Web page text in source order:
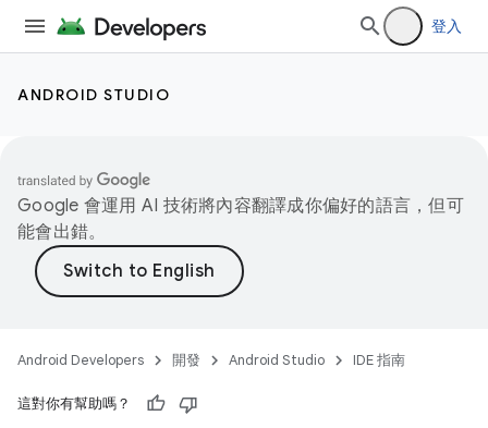
登入
ANDROID STUDIO
Google 會運用 AI 技術將內容翻譯成你偏好的語言，但可
能會出錯。
Android Developers 開發 Android Studio IDE 指南
這對你有幫助嗎？